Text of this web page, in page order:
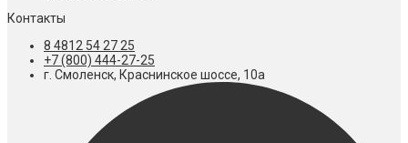
Контакты
8 4812 54 27 25
+7 (800) 444-27-25
г. Смоленск, Краснинское шоссе, 10а